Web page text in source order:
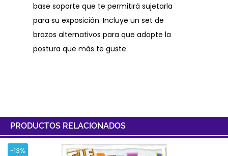
base soporte que te permitirá sujetarla
para su exposición. Incluye un set de
brazos alternativos para que adopte la
postura que más te guste
PRODUCTOS RELACIONADOS
-13%